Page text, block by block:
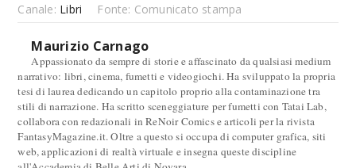
Canale: Libri Fonte: Comunicato stampa
Maurizio Carnago
Appassionato da sempre di storie e affascinato da qualsiasi medium
narrativo: libri, cinema, fumetti e videogiochi. Ha sviluppato la propria
tesi di laurea dedicando un capitolo proprio alla contaminazione tra
stili di narrazione. Ha scritto sceneggiature per fumetti con Tatai Lab,
collabora con redazionali in ReNoir Comics e articoli per la rivista
FantasyMagazine.it. Oltre a questo si occupa di computer grafica, siti
web, applicazioni di realtà virtuale e insegna queste discipline